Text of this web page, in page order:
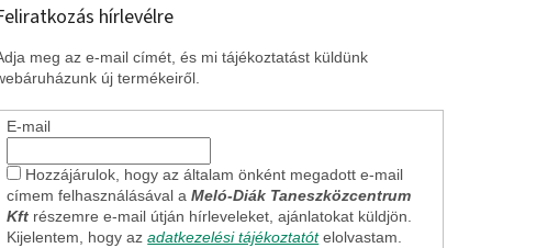
hírlevélre
meg az e-mail címét, és mi tájékoztatást küldünk
új termékeiről.
E-mail
Hozzájárulok, hogy az általam önként megadott e-mail
címem felhasználásával aMeló-Diák Taneszközcentrum
Kft részemre e-mail útján hírleveleket, ajánlatokat küldjön.
Kijelentem, hogy azadatkezelési tájékoztatót elolvastam.